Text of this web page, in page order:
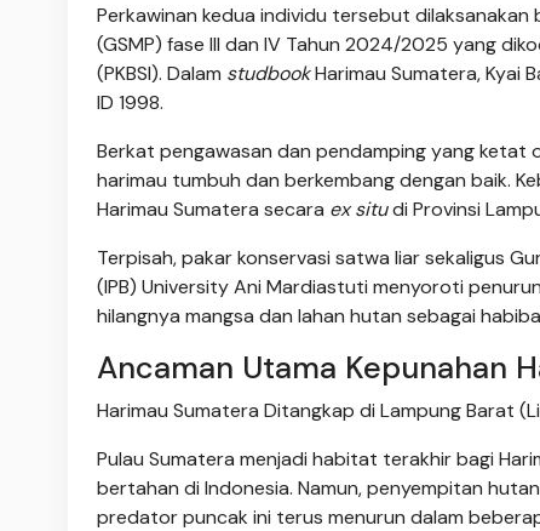
Perkawinan kedua individu tersebut
(GSMP) fase III dan IV Tahun 2024/2025 yang
(PKBSI). Dalam studbookHarimau Sumatera, Kyai
ID 1998.
Berkat pengawasan dan pendamping yang ketat
harimau tumbuh dan berkembang dengan baik.
Harimau Sumatera secara ex situdi Provinsi
Terpisah, pakar konservasi satwa liar sekaligus
(IPB) University Ani Mardiastuti menyoroti
hilangnya mangsa dan lahan hutan sebagai
Ancaman Utama Kepunahan
Harimau Sumatera Ditangkap di Lampung Barat
Pulau Sumatera menjadi habitat terakhir bagi
bertahan di Indonesia. Namun, penyempitan
predator puncak ini terus menurun dalam